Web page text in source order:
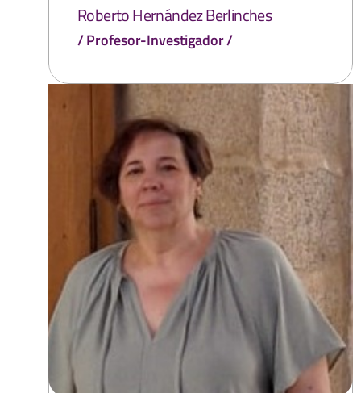
Roberto Hernández Berlinches
Profesor-Investigador